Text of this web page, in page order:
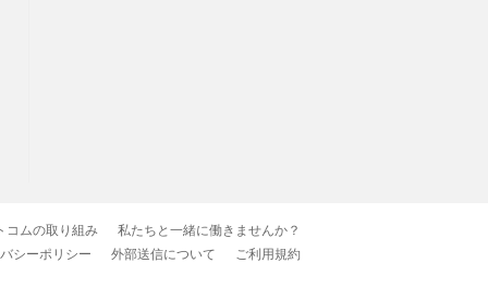
コムの取り組み
私たちと一緒に働きませんか？
シーポリシー 外部送信について ご利用規約